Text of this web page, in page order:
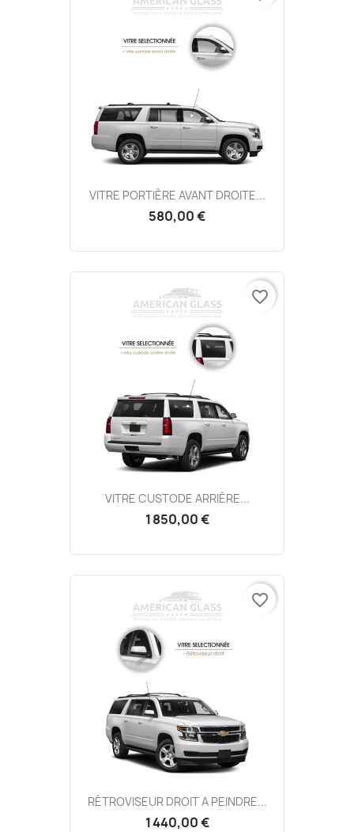
VITRE PORTIÈRE AVANT DROITE...
580,00 €
VITRE CUSTODE ARRIÈRE...
1 850,00 €
favorite_border
RÉTROVISEUR DROIT A PEINDRE...
1 440,00 €
favorite_border